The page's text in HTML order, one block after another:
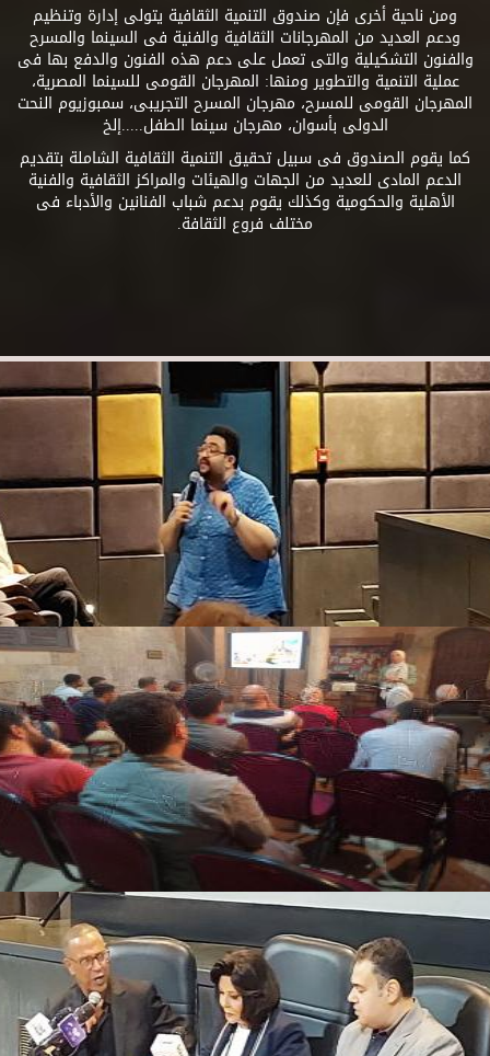
ومن ناحية أخرى فإن صندوق التنمية الثقافية يتولى إدارة وتنظيم
ودعم العديد من المهرجانات الثقافية والفنية فى السينما والمسرح
والفنون التشكيلية والتى تعمل على دعم هذه الفنون والدفع بها فى
عملية التنمية والتطوير ومنها: المهرجان القومى للسينما المصرية،
المهرجان القومى للمسرح، مهرجان المسرح التجريبى، سمبوزيوم النحت
الدولى بأسوان، مهرجان سينما الطفل.....إلخ
كما يقوم الصندوق فى سبيل تحقيق التنمية الثقافية الشاملة بتقديم
الدعم المادى للعديد من الجهات والهيئات والمراكز الثقافية والفنية
الأهلية والحكومية وكذلك يقوم بدعم شباب الفنانين والأدباء فى
مختلف فروع الثقافة.